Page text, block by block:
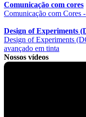
Comunicação com cores
Comunicação com Cores
Design of Experiments
Design of Experiments
avançado em tinta
Nossos vídeos